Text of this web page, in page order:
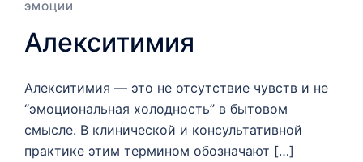
ЭМОЦИИ
Алекситимия
Алекситимия — это не отсутствие чувств и не
“эмоциональная холодность” в бытовом
смысле. В клинической и консультативной
практике этим термином обозначают […]